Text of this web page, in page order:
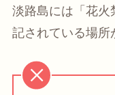
淡路島には「花火
記されている場所